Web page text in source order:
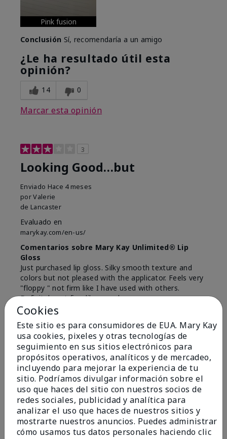
Pink fusion
Conclusión Sí, recomendaría a un amigo
¿Le ha resultado útil esta
opinión?
14 0
Marcar esta opinión
3
Looking Good…but
Enviado Hace 4 meses
porValerie
de Lancaster
Evaluado en
marykay.com/en-us/
Comentarios sobre Mary Kay Unlimited® Lip
Gloss
Just purchased lip gloss. Silky smooth texture and
colors but not pleased with the applicator. Feels very
"floppy " not firm like I have used with others.
Definitely not firm like samples were.
Mostrar Traducción
ConclusiónSí, recomendaría a un amigo
¿Le ha resultado útil esta
opinión?
8 1
Marcar esta opinión
Cookies
Este sitio es para consumidores de EUA. Mary Kay
usa cookies, pixeles y otras tecnologías de
seguimiento en sus sitios electrónicos para
propósitos operativos, analíticos y de mercadeo,
incluyendo para mejorar la experiencia de tu
sitio. Podríamos divulgar información sobre el
uso que haces del sitio con nuestros socios de
redes sociales, publicidad y analítica para
analizar el uso que haces de nuestros sitios y
mostrarte nuestros anuncios. Puedes administrar
cómo usamos tus datos personales haciendo clic